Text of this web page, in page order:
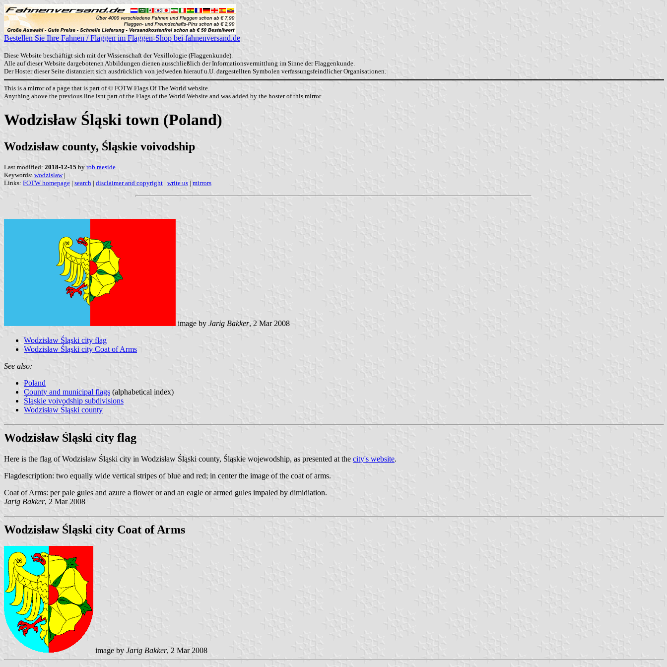
Bestellen Sie Ihre Fahnen / Flaggen im Flaggen-Shop bei fahnenversand.de
Diese Website beschäftigt sich mit der Wissenschaft der Vexillologie (Flaggenkunde).
Alle auf dieser Website dargebotenen Abbildungen dienen ausschließlich der Informationsvermittlung im Sinne der Flaggenkunde.
Der Hoster dieser Seite distanziert sich ausdrücklich von jedweden hierauf u.U. dargestellten Symbolen verfassungsfeindlicher Organisationen.
This is a mirror of a page that is part of © FOTW Flags Of The World website.
Anything above the previous line isnt part of the Flags of the World Website and was added by the hoster of this mirror.
Wodzisław Śląski town (Poland)
Wodzisław county, Śląskie voivodship
Last modified: 2018-12-15 by rob raeside
Keywords: wodzislaw|
Links: FOTW homepage | search | disclaimer and copyright | write us | mirrors
image by Jarig Bakker, 2 Mar 2008
Wodzisław Śląski city flag
Wodzisław Śląski city Coat of Arms
See also:
Poland
County and municipal flags (alphabetical index)
Śląskie voivodship subdivisions
Wodzisław Śląski county
Wodzisław Śląski city flag
Here is the flag of Wodzisław Śląski city in Wodzisław Śląski county, Śląskie wojewodship, as presented at the city's website.
Flagdescription: two equally wide vertical stripes of blue and red; in center the image of the coat of arms.
Coat of Arms: per pale gules and azure a flower or and an eagle or armed gules impaled by dimidiation.
Jarig Bakker, 2 Mar 2008
Wodzisław Śląski city Coat of Arms
image by Jarig Bakker, 2 Mar 2008